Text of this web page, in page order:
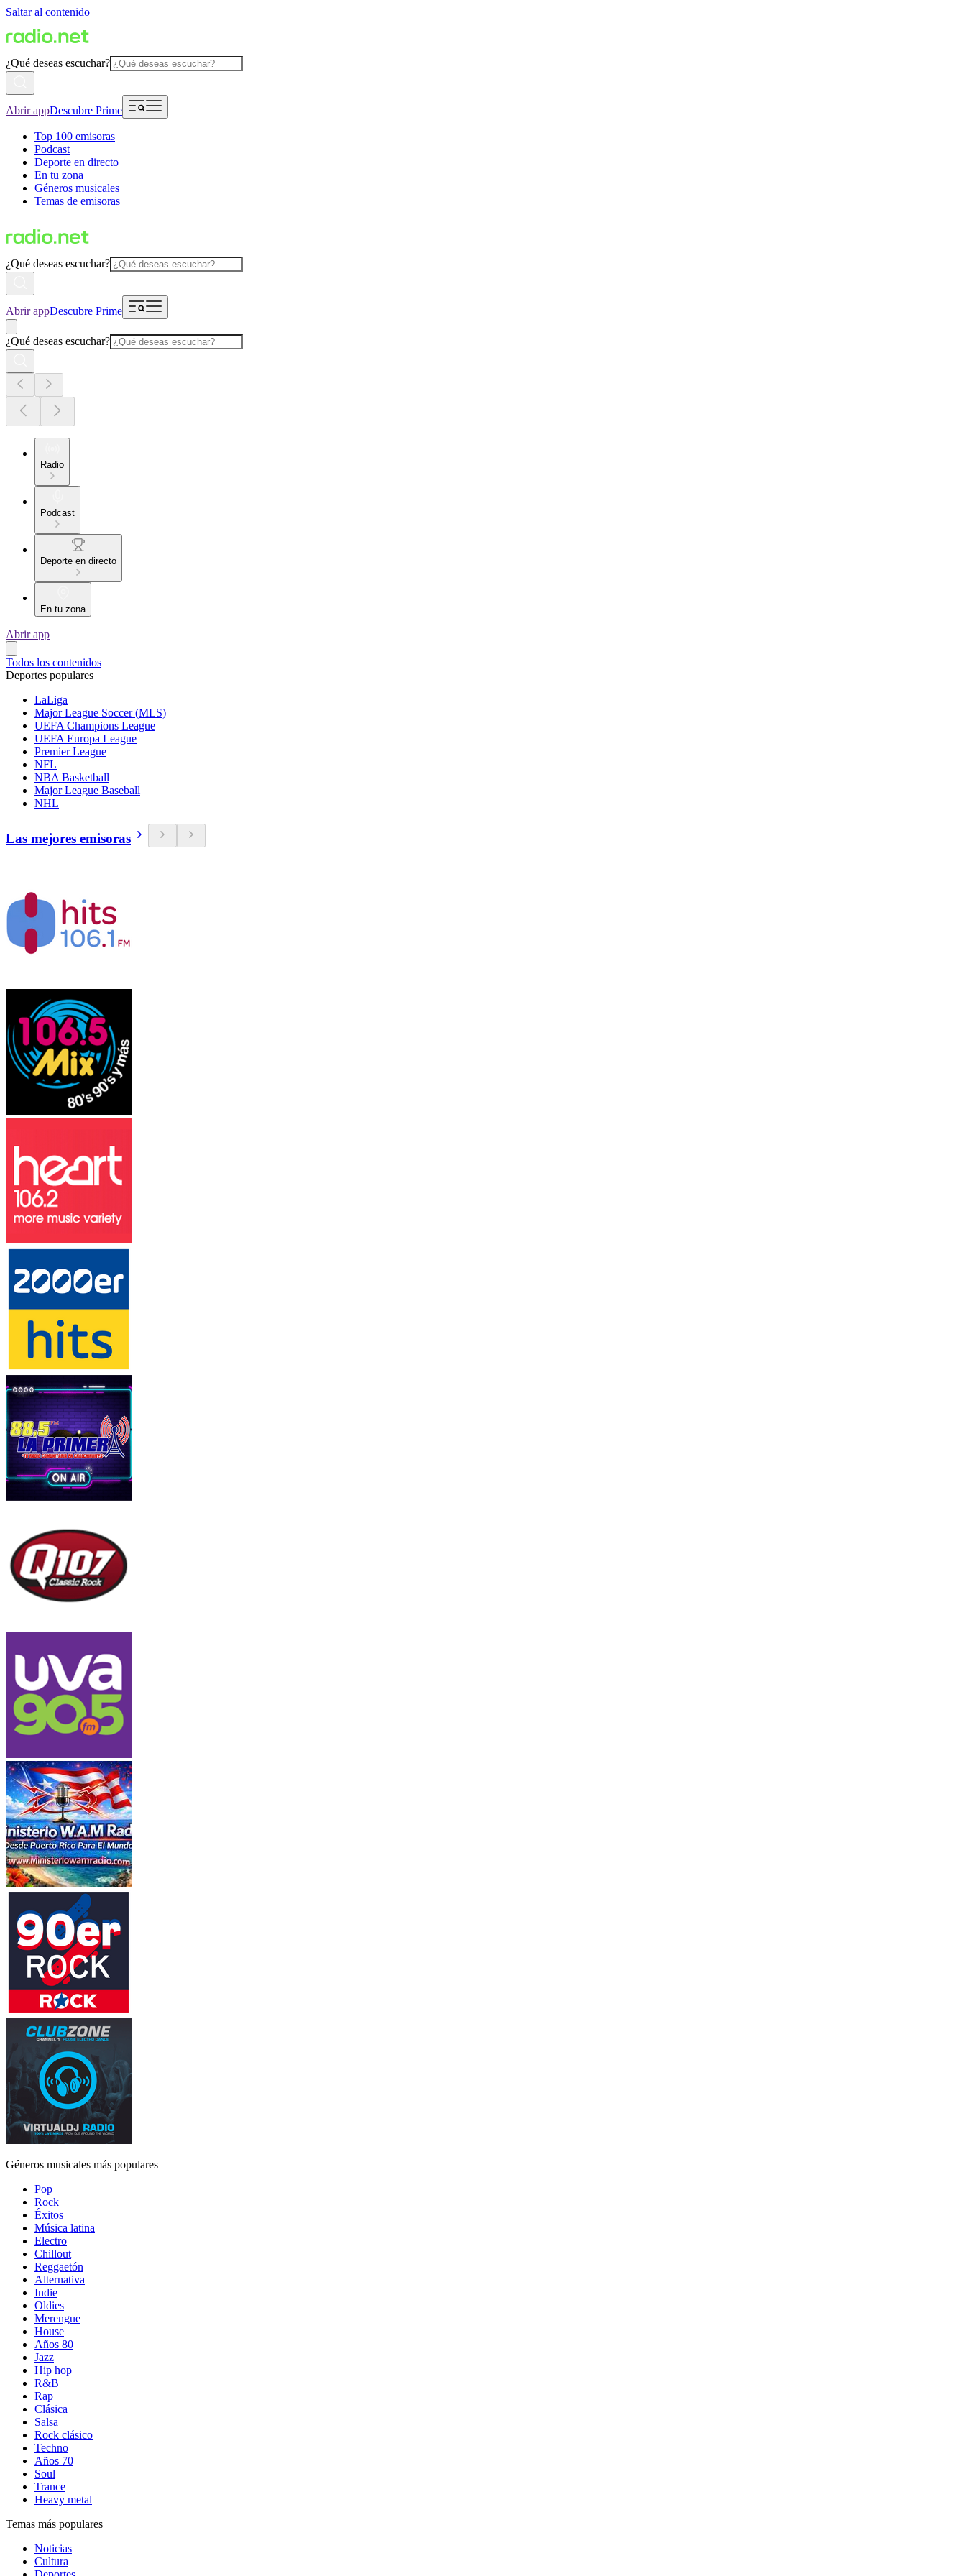
Saltar al contenido
¿Qué deseas escuchar?
Abrir appDescubre Prime
Top 100 emisoras
Podcast
Deporte en directo
En tu zona
Géneros musicales
Temas de emisoras
¿Qué deseas escuchar?
Abrir appDescubre Prime
¿Qué deseas escuchar?
Radio
Podcast
Deporte en directo
En tu zona
Abrir app
Todos los contenidos
Deportes populares
LaLiga
Major League Soccer (MLS)
UEFA Champions League
UEFA Europa League
Premier League
NFL
NBA Basketball
Major League Baseball
NHL
Las mejores emisoras
Géneros musicales más populares
Pop
Rock
Éxitos
Música latina
Electro
Chillout
Reggaetón
Alternativa
Indie
Oldies
Merengue
House
Años 80
Jazz
Hip hop
R&B
Rap
Clásica
Salsa
Rock clásico
Techno
Años 70
Soul
Trance
Heavy metal
Temas más populares
Noticias
Cultura